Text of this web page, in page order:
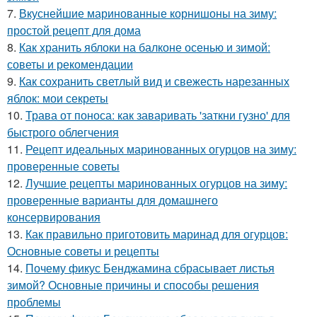
7. Вкуснейшие маринованные корнишоны на зиму:
простой рецепт для дома
8. Как хранить яблоки на балконе осенью и зимой:
советы и рекомендации
9. Как сохранить светлый вид и свежесть нарезанных
яблок: мои секреты
10. Трава от поноса: как заваривать 'заткни гузно' для
быстрого облегчения
11. Рецепт идеальных маринованных огурцов на зиму:
проверенные советы
12. Лучшие рецепты маринованных огурцов на зиму:
проверенные варианты для домашнего
консервирования
13. Как правильно приготовить маринад для огурцов:
Основные советы и рецепты
14. Почему фикус Бенджамина сбрасывает листья
зимой? Основные причины и способы решения
проблемы